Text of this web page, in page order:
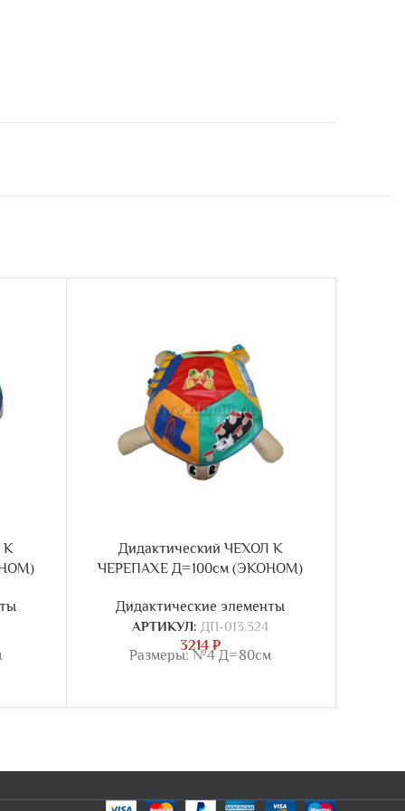
К
Дидактический ЧЕХОЛ К
ЧЕРЕПАХЕ Д=100см (ЭКОНОМ)
Дидактические элементы
АРТИКУЛ: ДП-013.324
3214₽
Размеры: №4 Д=80см